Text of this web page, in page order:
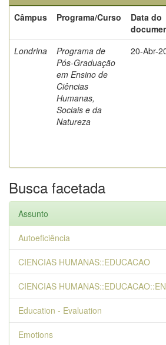
Câmpus
Programa/Curso
Data do
Londrina
Programa de
Pós-Graduação
em Ensino de
Ciências
Humanas,
Sociais e da
Natureza
20-Abr-
Busca facetada
Assunto
Autoeficiência
CIENCIAS HUMANAS::EDUCACAO
CIENCIAS
Education - Evaluation
Emotions